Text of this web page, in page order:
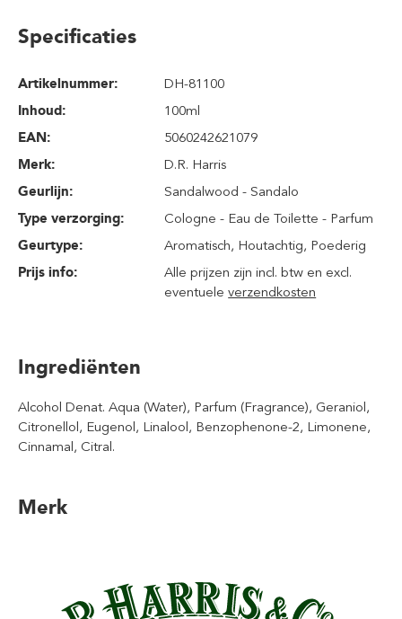
Specificaties
Artikelnummer:
DH-81100
Inhoud:
100ml
EAN:
5060242621079
Merk:
D.R. Harris
Geurlijn:
Sandalwood - Sandalo
Type verzorging:
Cologne - Eau de Toilette - Parfum
Geurtype:
Aromatisch, Houtachtig, Poederig
Prijs info:
Alle prijzen zijn incl. btw en excl.
eventueleverzendkosten
Ingrediënten
Alcohol Denat. Aqua (Water), Parfum (Fragrance), Geraniol,
Citronellol, Eugenol, Linalool, Benzophenone-2, Limonene,
Cinnamal, Citral.
Merk